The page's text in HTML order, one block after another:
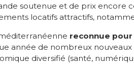
soutenue et de prix encore
locatifs attractifs,
reconnue
année de nombreux nouveaux
diversifié (santé,